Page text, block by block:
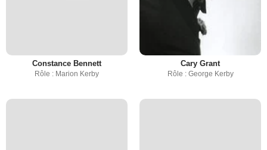
Constance Bennett
Rôle : Marion Kerby
Cary Grant
Rôle : George Kerby